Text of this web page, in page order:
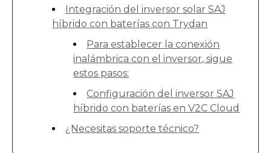
Integración del inversor solar SAJ
híbrido con baterías con Trydan
Para establecer la conexión
inalámbrica con el inversor, sigue
estos pasos:
Configuración del inversor SAJ
híbrido con baterías en V2C Cloud
¿Necesitas soporte técnico?